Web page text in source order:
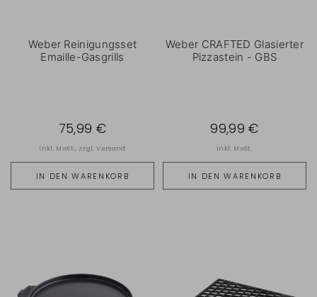
Weber Reinigungsset
Emaille-Gasgrills
IN DEN WARENKORB
75,99 €
inkl. MwSt., zzgl.Versand
Weber CRAFTED Glasierter
Pizzastein - GBS
IN DEN WARENKORB
99,99 €
inkl. MwSt.